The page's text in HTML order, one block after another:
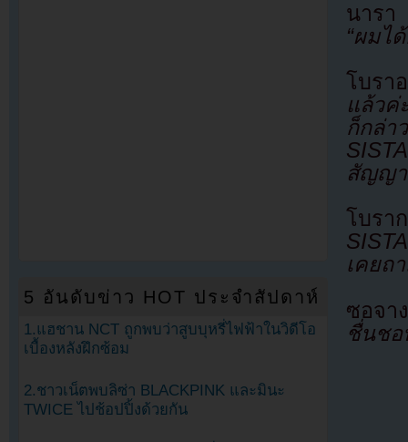
นารา
“ผมไ
โบรา
แล้วค่
ก็กล่
สัญญา
โบรา
เคยถ
ซอจา
ชื่นช
5 อันดับข่าว HOT ประจำสัปดาห์
1.แฮชาน NCT ถูกพบว่าสูบบุหรี่ไฟฟ้าในวิดีโอ
เบื้องหลังฝึกซ้อม
2.ชาวเน็ตพบลิซ่า BLACKPINK และมินะ
TWICE ไปช้อปปิ้งด้วยกัน